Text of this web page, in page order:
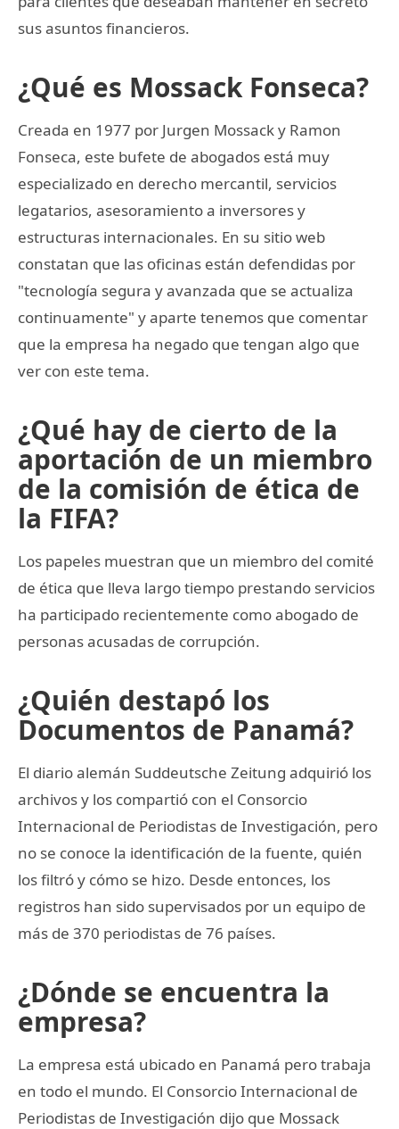
sus asuntos financieros.
¿Qué es Mossack Fonseca?
Creada en 1977 por Jurgen Mossack y Ramon
Fonseca, este bufete de abogados está muy
especializado en derecho mercantil, servicios
legatarios, asesoramiento a inversores y
estructuras internacionales. En su sitio web
constatan que las oficinas están defendidas por
"tecnología segura y avanzada que se actualiza
continuamente" y aparte tenemos que comentar
que la empresa ha negado que tengan algo que
ver con este tema.
¿Qué hay de cierto de la
aportación de un miembro
de la comisión de ética de
la FIFA?
Los papeles muestran que un miembro del comité
de ética que lleva largo tiempo prestando servicios
ha participado recientemente como abogado de
personas acusadas de corrupción.
¿Quién destapó los
Documentos de Panamá?
El diario alemán Suddeutsche Zeitung adquirió los
archivos y los compartió con el Consorcio
Internacional de Periodistas de Investigación, pero
no se conoce la identificación de la fuente, quién
los filtró y cómo se hizo. Desde entonces, los
registros han sido supervisados por un equipo de
más de 370 periodistas de 76 países.
¿Dónde se encuentra la
empresa?
La empresa está ubicado en Panamá pero trabaja
en todo el mundo. El Consorcio Internacional de
Periodistas de Investigación dijo que Mossack